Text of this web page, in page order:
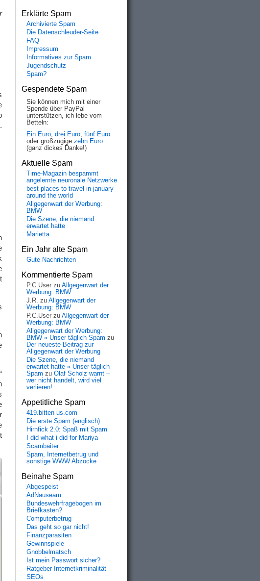
Erklärte Spam
Archivierte Spam
Die Datenschleuder-Seite
FAQ
Impressum
Informatives zur Spam
Jugendschutz
Spam?
Gespendete Spam
Sie können mich mit einer
Spende über PayPal
unterstützen, ich lebe vom
Betteln:
Ein Euro, drei Euro, fünf Euro
oder großzügige zehn Euro
(ganz dickes Danke!)
Aktuelle Spam
Time-Magazin bespammt
angelernte neuronale Netzwerke
best places to travel in january
around the world
Allgegenwart der Werbung:
BMW
Die Szene, die niemand
erwartet hatte
Marietta
Ein Jahr alte Spam
Gute Nachrichten
Kommentierte Spam
P.C.User zu Allgegenwart der
Werbung: BMW
J.R. zu Allgegenwart der
Werbung: BMW
P.C.User zu Allgegenwart der
Werbung: BMW
Allgegenwart der Werbung:
BMW « Unser täglich Spam zu
Der neueste Beitrag zur
Allgegenwart der Werbung
Die Szene, die niemand
erwartet hatte « Unser täglich
Spam zu Olaf Scholz warnt –
wer nicht handelt, wird viel
verlieren!
Appetitliche Spam
419.bitten us.com
Die erste Spam (englisch)
Hirnfick 2.0: Spaß mit Spam
I did what i did for Mariya
Scambaiter
Spam, Internetbetrug und
sonstige WWW Abzocke
Beinahe Spam
Abgespeist
AdNauseam
Bundeswehrfragebogen im
Briefkasten?
Computerbetrug
Das geht so gar nicht!
Finanzparasiten
Gewinnspiele
Gnobbelmatsch
Ist mein Passwort sicher?
Ratgeber Internetkriminalität
SEOs